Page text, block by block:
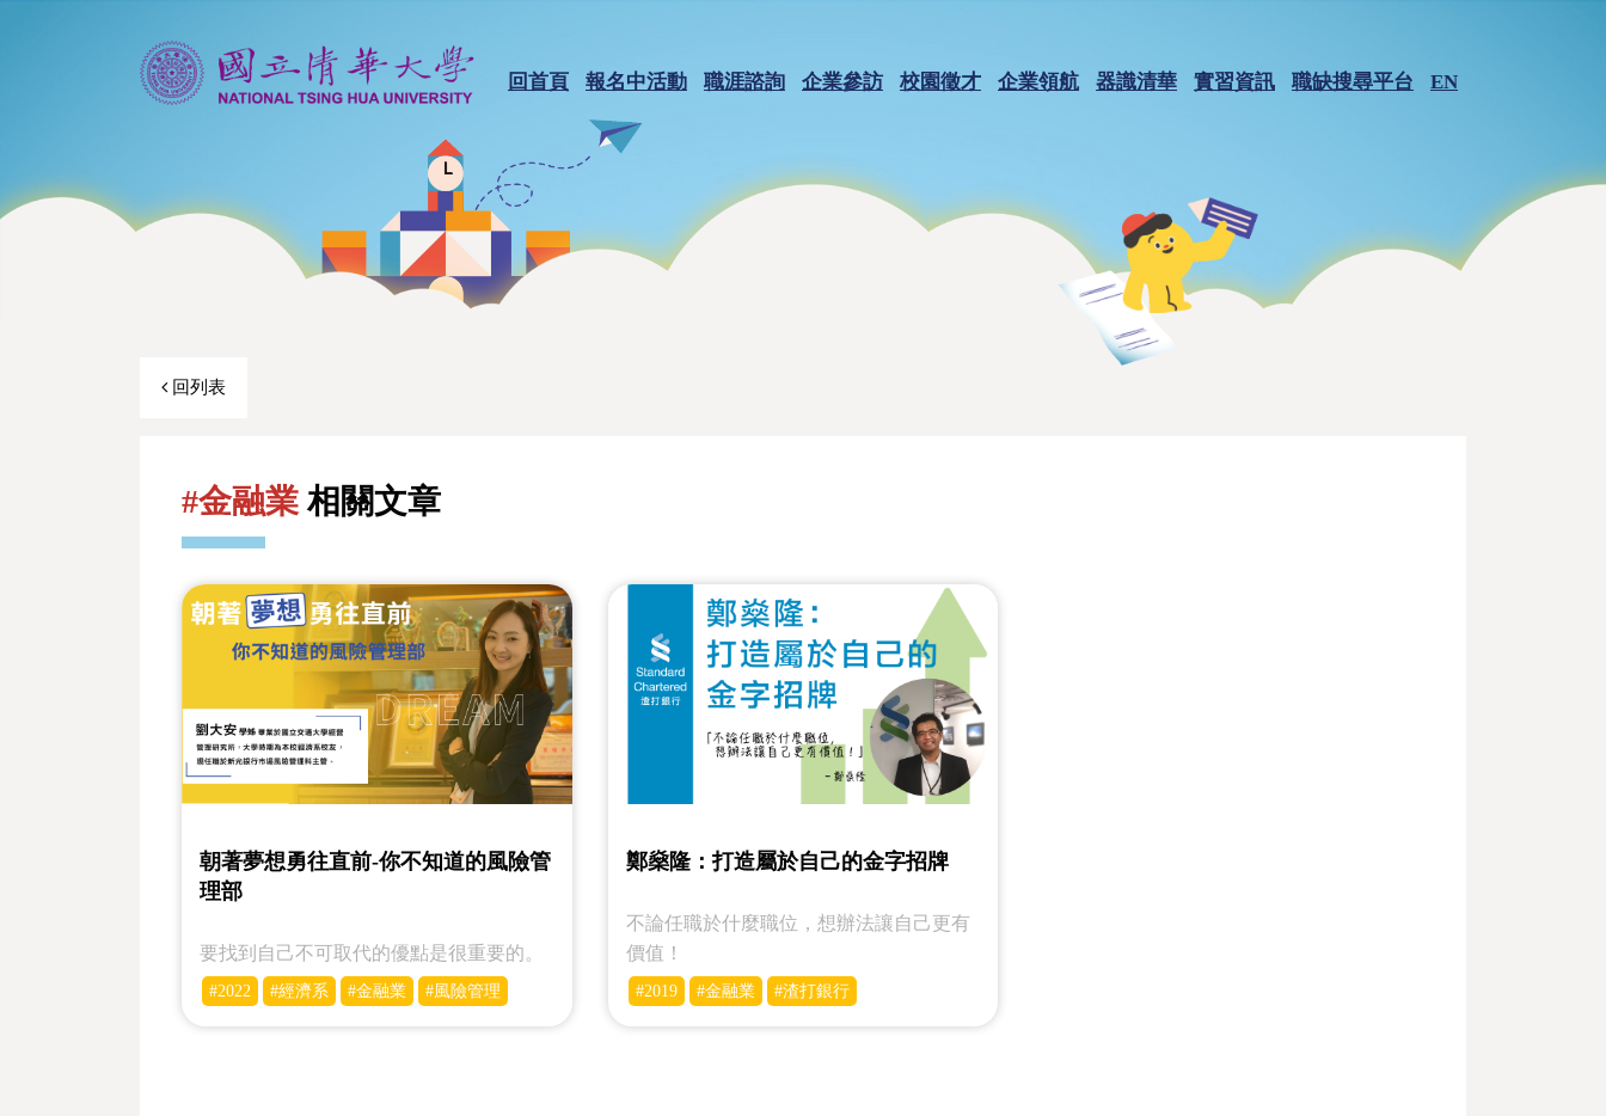
回首頁 報名中活動 職涯諮詢 企業參訪 校園徵才 企業領航 器識清華 實習資訊 職缺搜尋平台 EN
回列表
#金融業 相關文章
朝著夢想勇往直前-你不知道的風險管
理部
要找到自己不可取代的優點是很重要的。
#2022 #經濟系 #金融業 #風險管理
鄭燊隆：打造屬於自己的金字招牌
不論任職於什麼職位，想辦法讓自己更有
價值！
#2019 #金融業 #渣打銀行